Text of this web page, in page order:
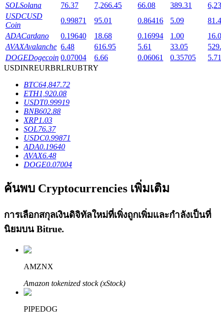
เงินกู้
บริการยืมเงินที่ได้รับการสนับสนุนจาก Crypto
คว้าผลกำไรระยะยาวและผลประโยชน์ที่ยืดหยุ่น
SOLSolana 76.37 7,266.45 66.08 389.31
USDCUSD
Coin
0.99871 95.01 0.86416 5.09
ADACardano 0.19640 18.68 0.16994 1.00
AVAXAvalanche 6.48 616.95 5.61 33.05
DOGEDogecoin 0.07004 6.66 0.06061 0.35705
5.71
USDINREURBRLRUBTRY
BTC64,847.72
ETH1,920.08
USDT0.99919
BNB602.88
XRP1.03
SOL76.37
USDC0.99871
ADA0.19640
AVAX6.48
DOGE0.07004
ค้นพบ Cryptocurrencies เพิ่มเติม
การเลือกสกุลเงินดิจิทัลใหม่ที่เพิ่งถูกเพิ่มและกำลังเป็นที่
นิยมบน Bitrue.
AMZNX
Amazon tokenized stock (xStock)
PIPEDOG